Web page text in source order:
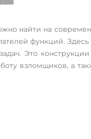
найти на
функций.
Это
взломщиков, а